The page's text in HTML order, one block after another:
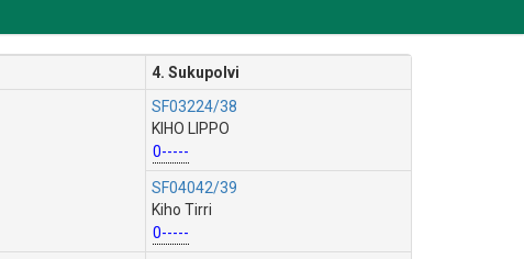
4. Sukupolvi
SF03224/38
KIHO LIPPO
0-----
SF04042/39
Kiho Tirri
0-----